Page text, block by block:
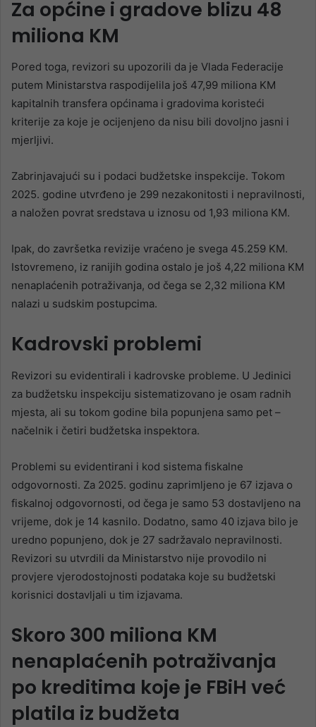
Za općine i gradove blizu 48
miliona KM
Pored toga, revizori su upozorili da je Vlada Federacije
putem Ministarstva raspodijelila još 47,99 miliona KM
kapitalnih transfera općinama i gradovima koristeći
kriterije za koje je ocijenjeno da nisu bili dovoljno jasni i
mjerljivi.
Zabrinjavajući su i podaci budžetske inspekcije. Tokom
2025. godine utvrđeno je 299 nezakonitosti i nepravilnosti,
a naložen povrat sredstava u iznosu od 1,93 miliona KM.
Ipak, do završetka revizije vraćeno je svega 45.259 KM.
Istovremeno, iz ranijih godina ostalo je još 4,22 miliona KM
nenaplaćenih potraživanja, od čega se 2,32 miliona KM
nalazi u sudskim postupcima.
Kadrovski problemi
Revizori su evidentirali i kadrovske probleme. U Jedinici
za budžetsku inspekciju sistematizovano je osam radnih
mjesta, ali su tokom godine bila popunjena samo pet –
načelnik i četiri budžetska inspektora.
Problemi su evidentirani i kod sistema fiskalne
odgovornosti. Za 2025. godinu zaprimljeno je 67 izjava o
fiskalnoj odgovornosti, od čega je samo 53 dostavljeno na
vrijeme, dok je 14 kasnilo. Dodatno, samo 40 izjava bilo je
uredno popunjeno, dok je 27 sadržavalo nepravilnosti.
Revizori su utvrdili da Ministarstvo nije provodilo ni
provjere vjerodostojnosti podataka koje su budžetski
korisnici dostavljali u tim izjavama.
Skoro 300 miliona KM
nenaplaćenih potraživanja
po kreditima koje je FBiH već
platila iz budžeta